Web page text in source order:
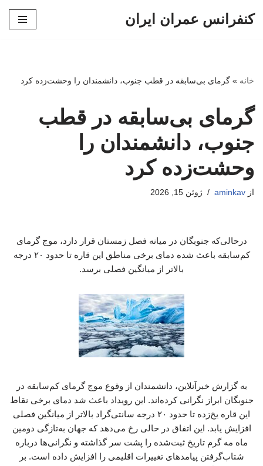
کنفرانس عمران ایران
خانه » گرمای بی‌سابقه در قطب جنوب، دانشمندان را وحشت‌زده کرد
گرمای بی‌سابقه در قطب
جنوب، دانشمندان را
وحشت‌زده کرد
از aminkav ژوئن 15, 2026
درحالی‌که جنوبگان در میانه فصل زمستان قرار دارد، موج گرمای
کم‌سابقه باعث شده دمای برخی مناطق این قاره تا حدود ۲۰ درجه
بالاتر از میانگین فصلی برسد.
به گزارش خبرآنلاین، دانشمندان از وقوع موج گرمای کم‌سابقه در
جنوبگان ابراز نگرانی کرده‌اند. این رویداد باعث شد دمای برخی نقاط
این قاره یخ‌زده تا حدود ۲۰ درجه سانتی‌گراد بالاتر از میانگین فصلی
افزایش یابد. این اتفاق در حالی رخ می‌دهد که جهان به‌تازگی دومین
ماه مه گرم تاریخ ثبت‌شده را پشت سر گذاشته و نگرانی‌ها درباره
شتاب‌گرفتن پیامدهای تغییرات اقلیمی را افزایش داده است. بر